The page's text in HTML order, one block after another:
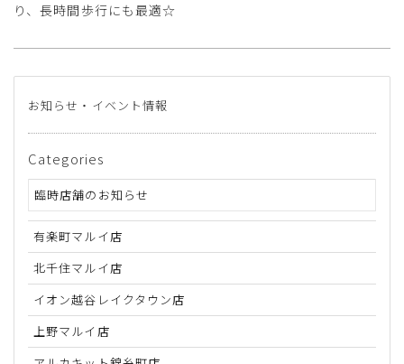
り、長時間歩行にも最適☆
お知らせ・イベント情報
Categories
臨時店舗のお知らせ
有楽町マルイ店
北千住マルイ店
イオン越谷レイクタウン店
上野マルイ店